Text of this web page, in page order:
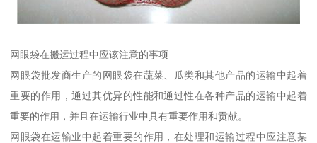
网眼袋在搬运过程中应该注意的事项
网眼袋批发商生产的网眼袋在蔬菜、瓜类和其他产品的运输中起着
重要的作用，通过其优异的性能和通过性在各种产品的运输中起着
重要的作用，并且在运输行业中具有重要作用和贡献。
网眼袋在运输业中起着重要的作用，在处理和运输过程中应注意某